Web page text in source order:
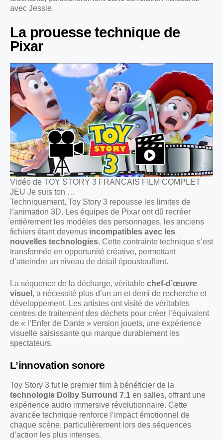
avec Jessie.
La prouesse technique de
Pixar
Vidéo de TOY STORY 3 FRANCAIS FILM COMPLET
JEU Je suis ton …
Techniquement, Toy Story 3 repousse les limites de
l’animation 3D. Les équipes de Pixar ont dû recréer
entièrement les modèles des personnages, les anciens
fichiers étant devenus incompatibles avec les
nouvelles technologies. Cette contrainte technique s’est
transformée en opportunité créative, permettant
d’atteindre un niveau de détail époustouflant.
La séquence de la décharge, véritable chef-d’œuvre
visuel , a nécessité plus d’un an et demi de recherche et
développement. Les artistes ont visité de véritables
centres de traitement des déchets pour créer l’équivalent
de « l’Enfer de Dante » version jouets, une expérience
visuelle saisissante qui marque durablement les
spectateurs.
L’innovation sonore
Toy Story 3 fut le premier film à bénéficier de la
technologie Dolby Surround 7.1 en salles, offrant une
expérience audio immersive révolutionnaire. Cette
avancée technique renforce l’impact émotionnel de
chaque scène, particulièrement lors des séquences
d’action les plus intenses.